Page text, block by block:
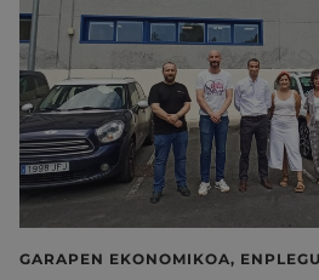
GARAPEN EKONOMIKOA,